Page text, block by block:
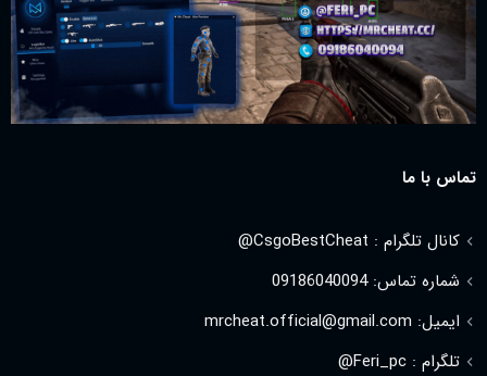
تماس با ما
کانال تلگرام : CsgoBestCheat@
شماره تماس: 09186040094
ایمیل: mrcheat.official@gmail.com
تلگرام : Feri_pc@